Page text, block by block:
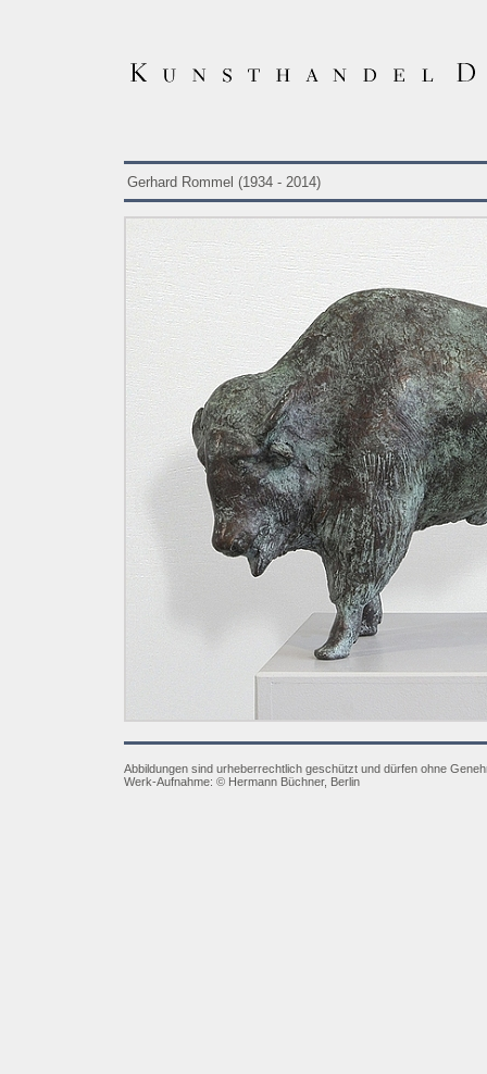
Gerhard Rommel (1934 - 2014)
Abbildungen sind urheberrechtlich geschützt und dürfen ohne
Werk-Aufnahme: © Hermann Büchner, Berlin